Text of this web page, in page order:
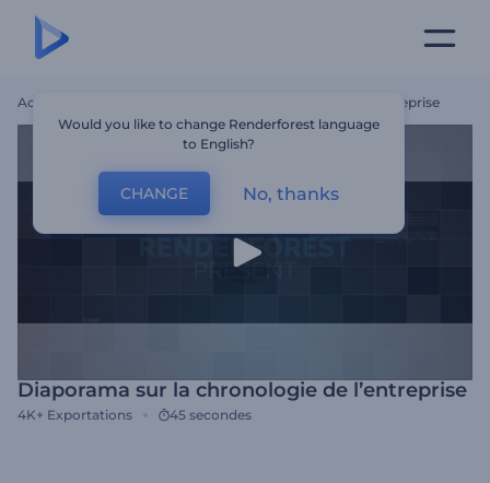
Accueil Diaporama Sur La Chronologie De L’entreprise
Diaporama sur la chronologie de l’entreprise
4K+ Exportations 45 secondes
Would you like to change Renderforest language
to English?
CHANGE No, thanks